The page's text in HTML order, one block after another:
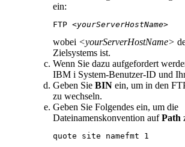
ein:
FTP <yourServerHostName>
wobei <yourServerHostName>
Zielsystems ist.
Wenn Sie dazu aufgefordert
IBM i System-Benutzer-ID und
Geben Sie BIN ein, um in den
zu wechseln.
Geben Sie Folgendes ein, um die
Dateinamenskonvention aufPath
quote site namefmt 1